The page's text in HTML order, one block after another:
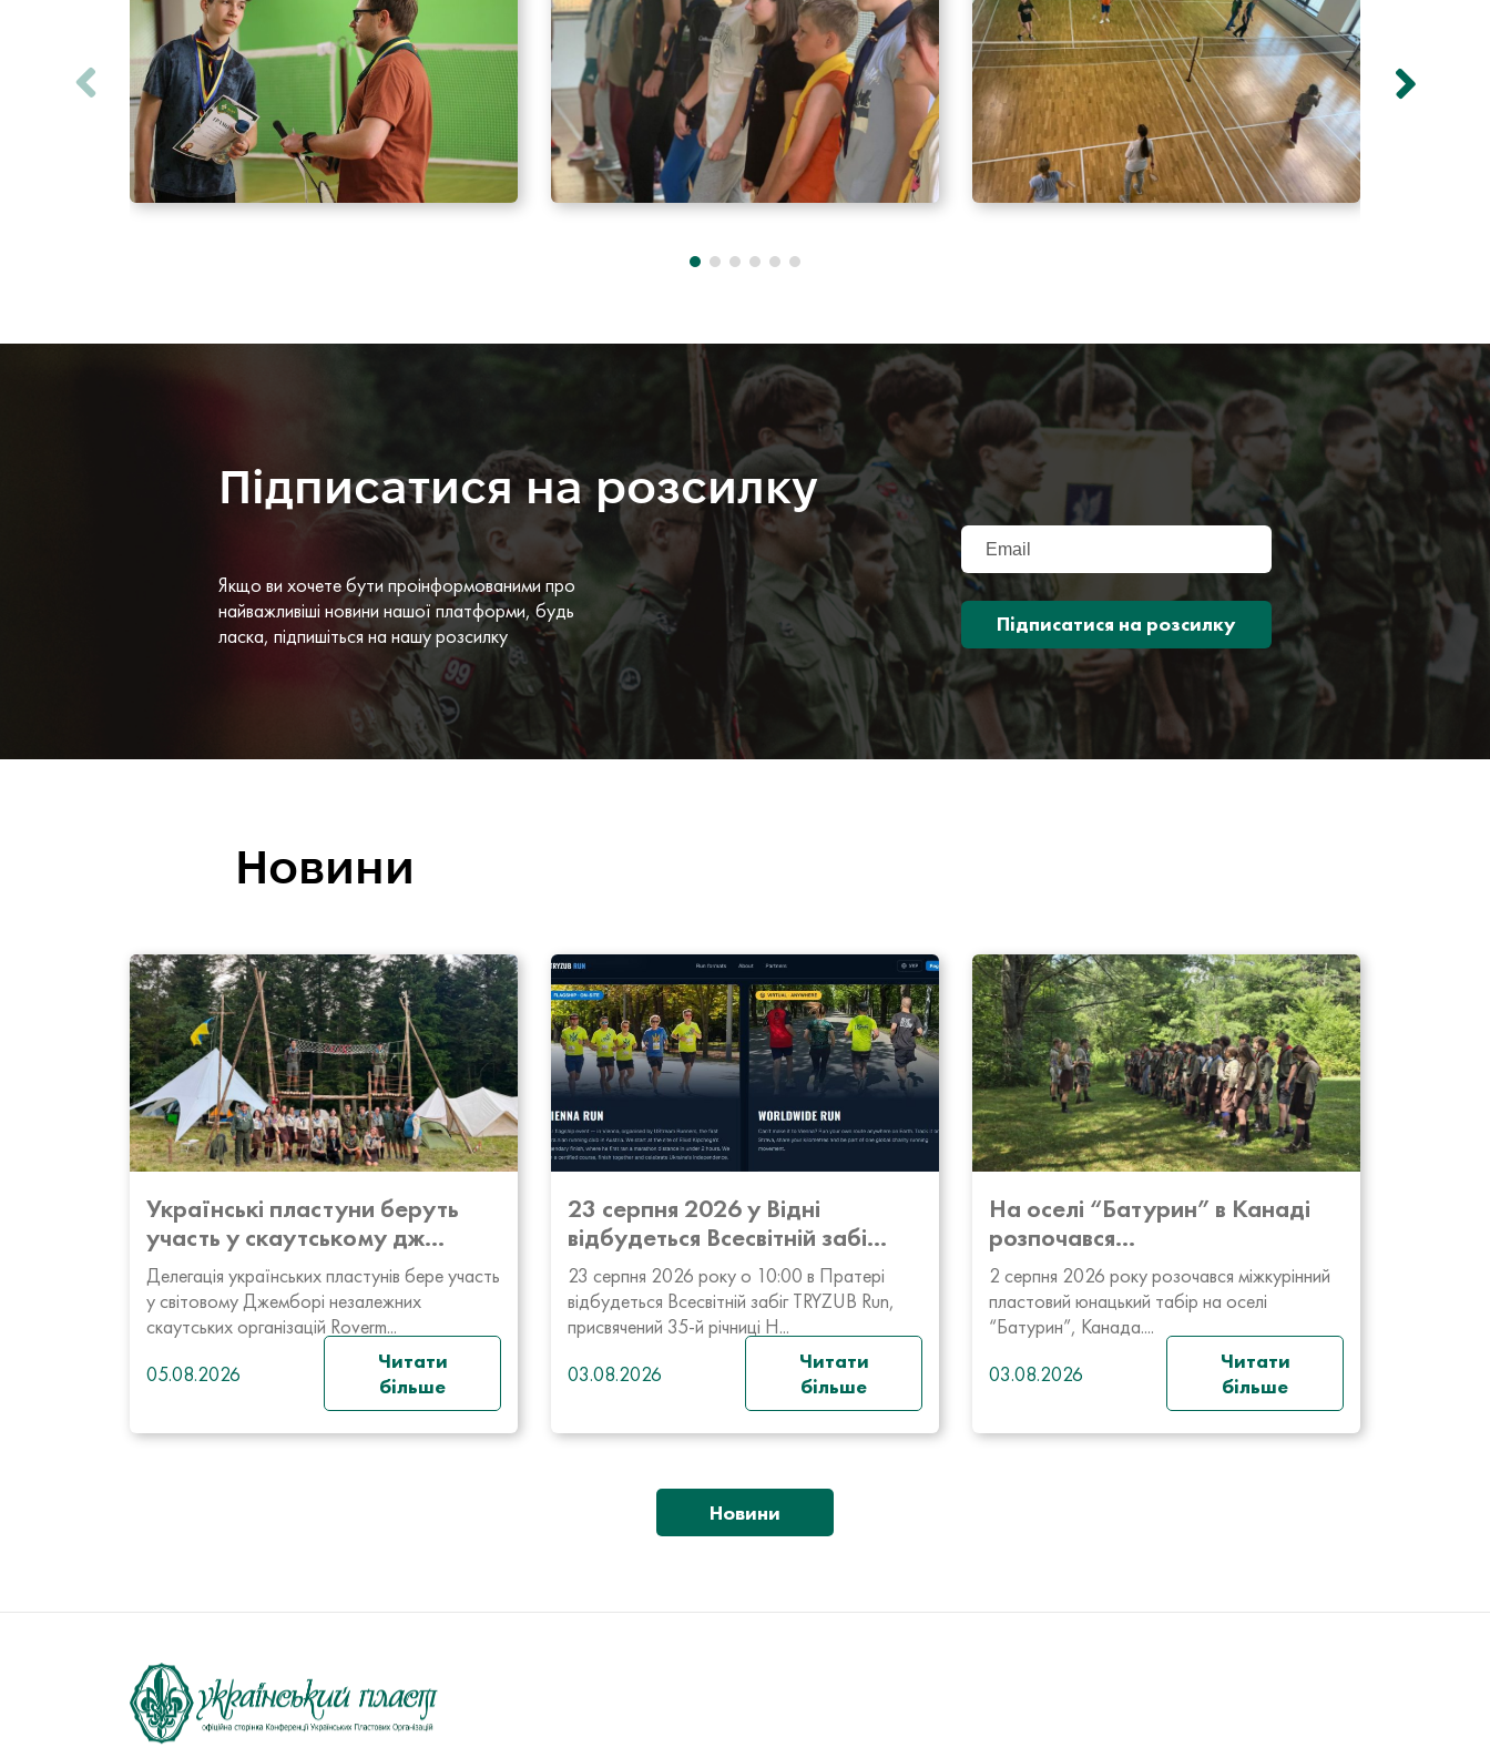
Підписатися на розсилку
Якщо ви хочете бути проінформованими про
найважливіші новини нашої платформи, будь
ласка, підпишіться на нашу розсилку
Підписатися на розсилку
Новини
Українські пластуни беруть
участь у скаутському дж...
Делегація українських пластунів бере участь
у світовому Джемборі незалежних
скаутських організацій Roverm...
05.08.2026
Читати
більше
23 серпня 2026 у Відні
відбудеться Всесвітній забі...
23 серпня 2026 року о 10:00 в Пратері
відбудеться Всесвітній забіг TRYZUB Run,
присвячений 35-й річниці Н...
03.08.2026
Читати
більше
На оселі “Батурин” в Канаді
розпочався...
2 серпня 2026 року розочався міжкурінний
пластовий юнацький табір на оселі
“Батурин”, Канада....
03.08.2026
Читати
більше
Новини